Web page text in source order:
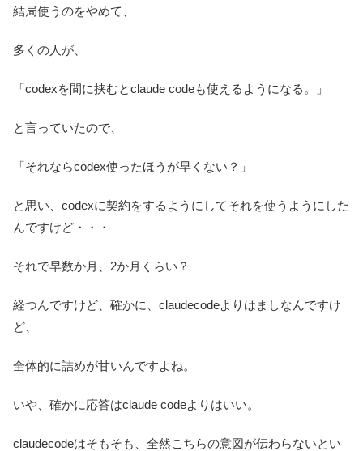
結局使うのをやめて、
多くの人が、
「codexを間に挟むとclaude codeも使えるようになる。」
と言っていたので、
「それならcodex使ったほうが早くない？」
と思い、codexに契約をするようにしてそれを使うようにした
んですけど・・・
それで早数か月、2か月くらい？
経つんですけど、確かに、claudecodeよりはましなんですけ
ど、
全体的に詰めが甘いんですよね。
いや、確かに応答はclaude codeよりはいい。
claudecodeはそもそも、全然こちらの意図が伝わらないとい